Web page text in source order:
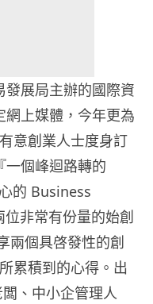
展局主辦的國際資
上媒體，今年更為
意創業人士度身訂
個峰迴路轉的
的 Business
非常有份量的始創
兩個具啓發性的創
累積到的心得。出
、中小企管理人